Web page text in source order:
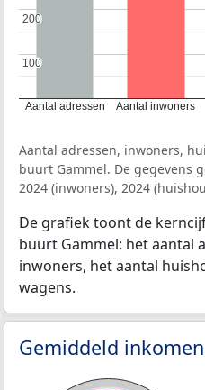
Aantal adressen Aantal inwoners
100
100
200
200
Aantal adressen, inwoners,
buurt Gammel. De gegevens
2024 (inwoners), 2024
De grafiek toont de
buurt Gammel: het aantal
inwoners, het aantal
wagens.
Gemiddeld